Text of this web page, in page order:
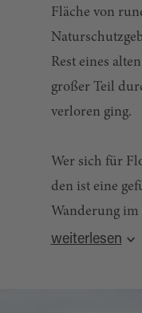
Fläche von
Rest eines
großer Teil
verloren ging.
Wer sich für
den ist eine
Wanderung
sicher das
Quelle:
weiterlesen